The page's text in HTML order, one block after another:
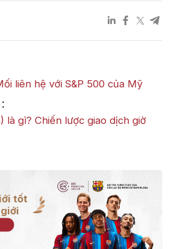
liên hệ với S&P 500 của Mỹ
là gì? Chiến lược giao dịch giờ
tốt